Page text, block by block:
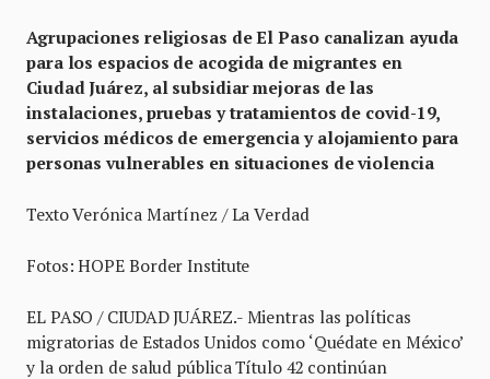
Agrupaciones religiosas de El Paso canalizan ayuda
para los espacios de acogida de migrantes en
Ciudad Juárez, al subsidiar mejoras de las
instalaciones, pruebas y tratamientos de covid-19,
servicios médicos de emergencia y alojamiento para
personas vulnerables en situaciones de violencia
Texto Verónica Martínez / La Verdad
Fotos: HOPE Border Institute
EL PASO / CIUDAD JUÁREZ.- Mientras las políticas
migratorias de Estados Unidos como ‘Quédate en México’
y la orden de salud pública Título 42 continúan